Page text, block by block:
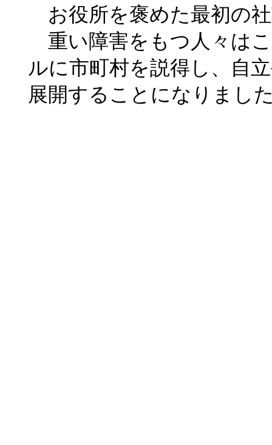
お役所を褒めた最初の
重い障害をもつ人々は
ルに市町村を説得し、自
展開することになりまし